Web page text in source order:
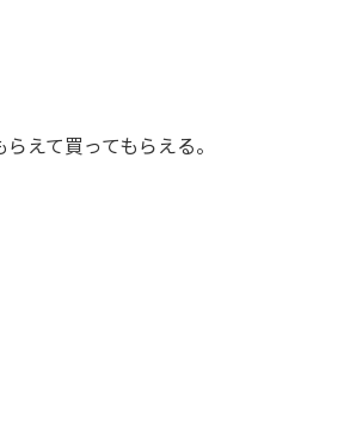
えて買ってもらえる。